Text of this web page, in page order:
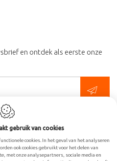
en ontdek als eerste onze
reCAPTCHA en het
Google zijn van toepassing.
gebruik van cookies
cookies. In het geval van het analyseren
ook cookies gebruikt voor het delen van
met onze analysepartners, sociale media en